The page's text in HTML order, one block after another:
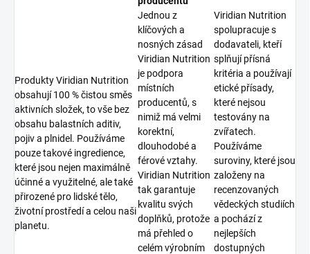
Produkty Viridian Nutrition
obsahují 100 % čistou směs
aktivních složek, to vše bez
obsahu balastních aditiv,
pojiv a plnidel. Používáme
pouze takové ingredience,
které jsou nejen maximálně
účinné a využitelné, ale také
přirozené pro lidské tělo,
životní prostředí a celou naši
planetu.
Jednou z
klíčových a
nosných zásad
Viridian Nutrition
je podpora
místních
producentů, s
nimiž má velmi
korektní,
dlouhodobé a
férové vztahy.
Viridian Nutrition
tak garantuje
kvalitu svých
doplňků, protože
má přehled o
celém výrobním
Viridian Nutrition
spolupracuje s
dodavateli, kteří
splňují přísná
kritéria a používají
etické přísady,
které nejsou
testovány na
zvířatech.
Používáme
suroviny, které jsou
založeny na
recenzovaných
vědeckých studiích
a pochází z
nejlepších
dostupných